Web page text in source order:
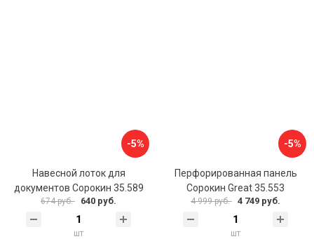
-5%
Навесной лоток для
документов Сорокин 35.589
674 руб. 640 руб.
шт
-5%
Перфорированная панель
Сорокин Great 35.553
4 999 руб. 4 749 руб.
шт